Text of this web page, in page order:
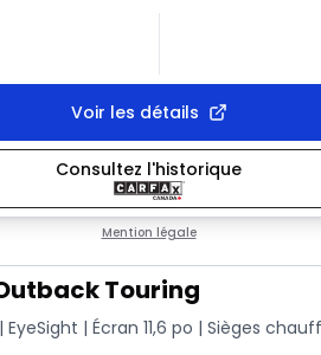
Voir les détails
Consultez l'historique
Mention légale
Touring
| Écran 11,6 po | Sièges